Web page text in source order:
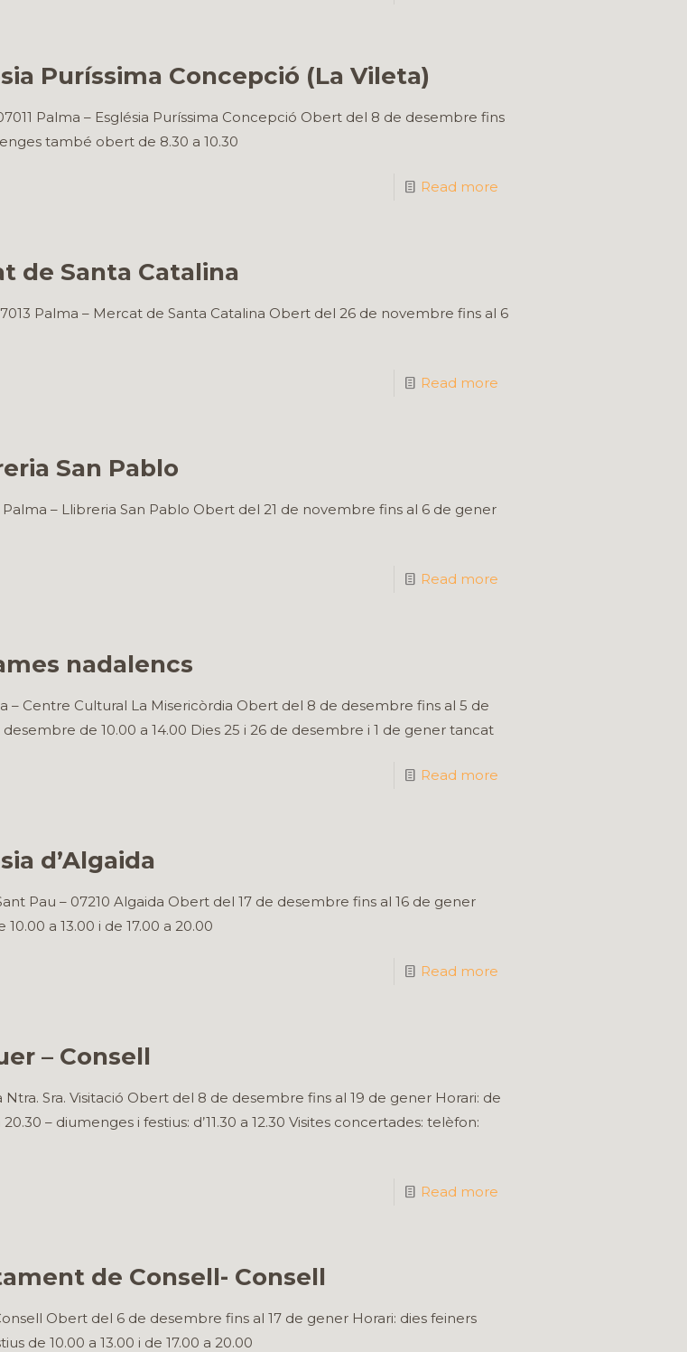
Puríssima Concepció (La Vileta)
Palma – Església Puríssima Concepció Obert del 8 de desembre fins
també obert de 8.30 a 10.30
Read more
de Santa Catalina
Palma – Mercat de Santa Catalina Obert del 26 de novembre fins al 6
Read more
San Pablo
– Llibreria San Pablo Obert del 21 de novembre fins al 6 de gener
Read more
nadalencs
– Centre Cultural La Misericòrdia Obert del 8 de desembre fins al 5 de
desembre de 10.00 a 14.00 Dies 25 i 26 de desembre i 1 de gener tancat
Read more
d’Algaida
Pau – 07210 Algaida Obert del 17 de desembre fins al 16 de gener
a 13.00 i de 17.00 a 20.00
Read more
– Consell
Sra. Visitació Obert del 8 de desembre fins al 19 de gener Horari: de
– diumenges i festius: d’11.30 a 12.30 Visites concertades: telèfon:
Read more
de Consell- Consell
Obert del 6 de desembre fins al 17 de gener Horari: dies feiners
de 10.00 a 13.00 i de 17.00 a 20.00